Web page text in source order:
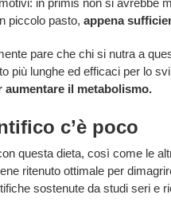
in primis non si avrebbe
piccolo pasto, appena
pare che chi si nutra a
più lunghe ed efficaci per lo
aumentare il metabolismo.
c’è poco
questa dieta, così come le
ritenuto ottimale per
sostenute da studi seri e